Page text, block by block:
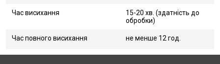
Час висихання
15-20 хв. (здатність до
обробки)
Час повного висихання не менше 12 год.